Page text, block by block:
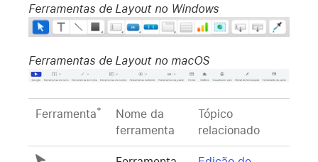
Ferramentas de Layout no Windows
Ferramentas de Layout no macOS
Ferramenta*
Nome da
ferramenta
Tópico
relacionado